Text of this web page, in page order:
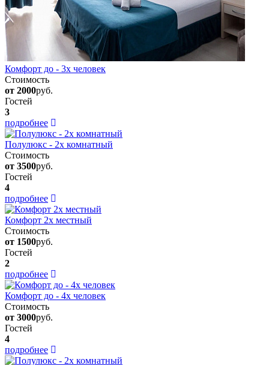
Комфорт до - 3х человек
Стоимость
от 2000руб.
Гостей
3
подробнее
Полулюкс - 2х комнатный
Стоимость
от 3500руб.
Гостей
4
подробнее
Комфорт 2х местный
Стоимость
от 1500руб.
Гостей
2
подробнее
Комфорт до - 4х человек
Стоимость
от 3000руб.
Гостей
4
подробнее